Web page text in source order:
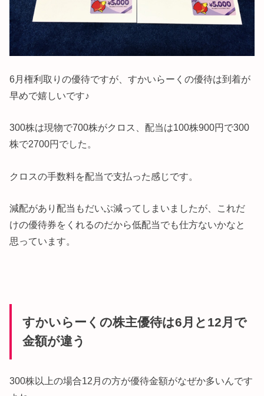
6月権利取りの優待ですが、すかいらーくの優待は到着が
早めで嬉しいです♪
300株は現物で700株がクロス、配当は100株900円で300
株で2700円でした。
クロスの手数料を配当で支払った感じです。
減配があり配当もだいぶ減ってしまいましたが、これだ
けの優待券をくれるのだから低配当でも仕方ないかなと
思っています。
すかいらーくの株主優待は6月と12月で
金額が違う
300株以上の場合12月の方が優待金額がなぜか多いんです